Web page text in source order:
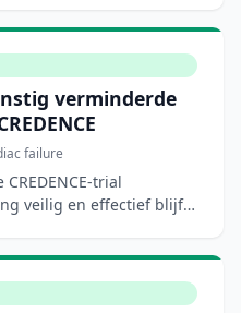
verminderde
failure
trial
veilig en effectief blijft